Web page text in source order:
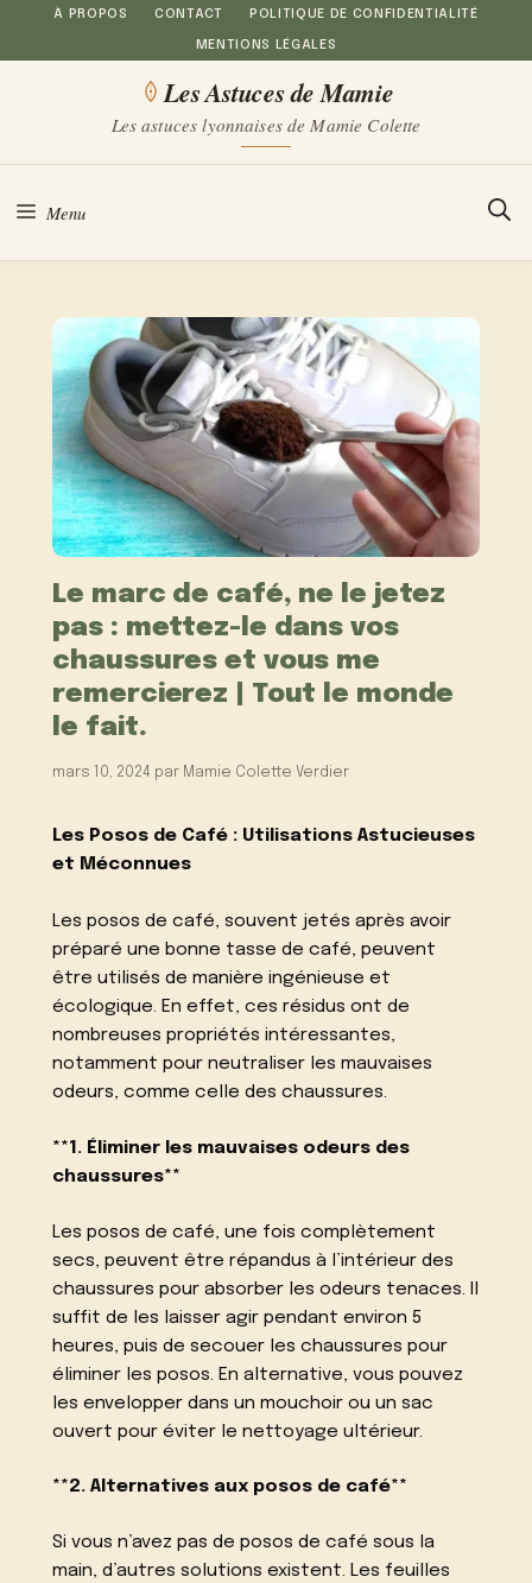
Aller
au
À PROPOS CONTACT POLITIQUE DE CONFIDENTIALITÉ
MENTIONS LÉGALES
Les Astuces de Mamie
Les astuces lyonnaises de Mamie Colette
Menu
Le marc de café, ne le jetez
pas : mettez-le dans vos
chaussures et vous me
remercierez | Tout le monde
le fait.
mars 10, 2024 par Mamie Colette Verdier
Les Posos de Café : Utilisations Astucieuses
et Méconnues
Les posos de café, souvent jetés après avoir
préparé une bonne tasse de café, peuvent
être utilisés de manière ingénieuse et
écologique. En effet, ces résidus ont de
nombreuses propriétés intéressantes,
notamment pour neutraliser les mauvaises
odeurs, comme celle des chaussures.
**1. Éliminer les mauvaises odeurs des
chaussures**
Les posos de café, une fois complètement
secs, peuvent être répandus à l’intérieur des
chaussures pour absorber les odeurs tenaces. Il
suffit de les laisser agir pendant environ 5
heures, puis de secouer les chaussures pour
éliminer les posos. En alternative, vous pouvez
les envelopper dans un mouchoir ou un sac
ouvert pour éviter le nettoyage ultérieur.
**2. Alternatives aux posos de café**
Si vous n’avez pas de posos de café sous la
main, d’autres solutions existent. Les feuilles